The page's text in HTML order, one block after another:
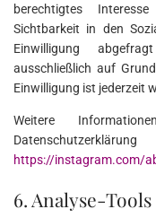
berechtigtes
Sichtbarkeit in den
Einwilligung
ausschließlich auf
Einwilligung ist jederzeit
Weitere
https://instagram.com/
6. Analyse-